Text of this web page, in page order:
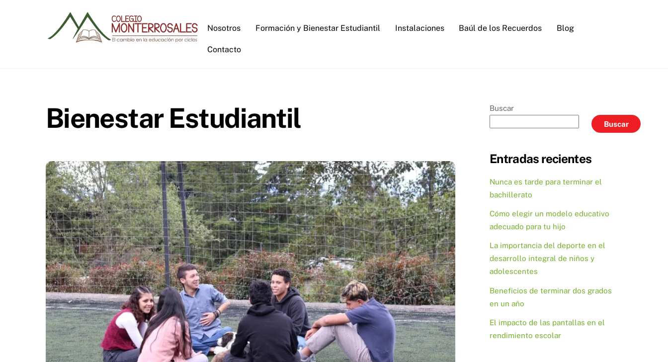
Nosotros Formación y Bienestar Estudiantil Instalaciones Baúl de los Recuerdos Blog
Contacto
Bienestar Estudiantil
Buscar
Buscar
Entradas recientes
Nunca es tarde para terminar el
bachillerato
Cómo elegir un modelo educativo
adecuado para tu hijo
La importancia del deporte en el
desarrollo integral de niños y
adolescentes
Beneficios de terminar dos grados
en un año
El impacto de las pantallas en el
rendimiento escolar